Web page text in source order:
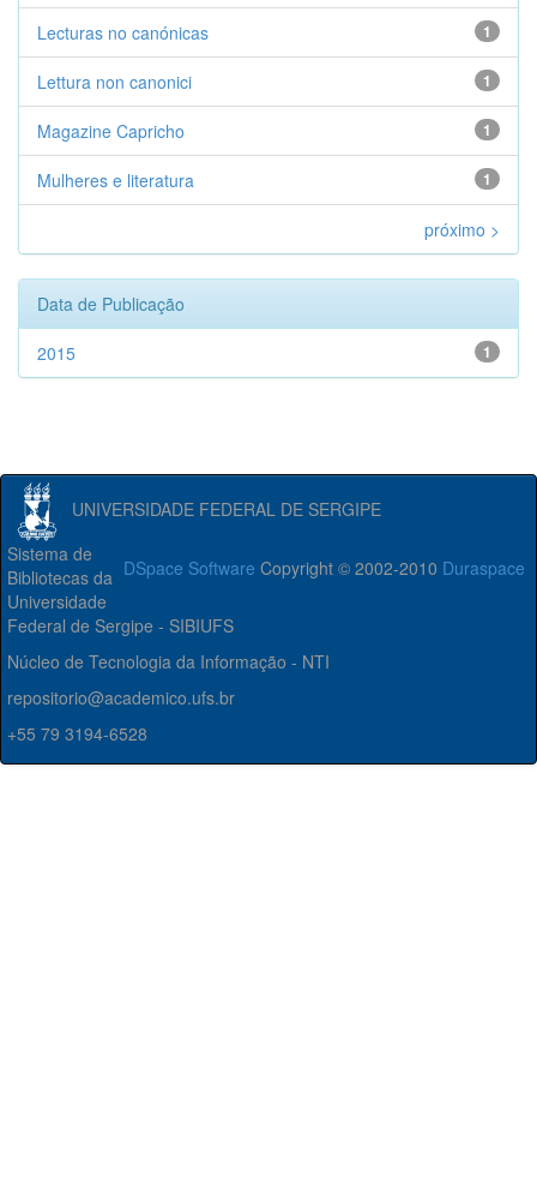
1
Lecturas no canónicas
1
Lettura non canonici
1
Magazine Capricho
1
Mulheres e literatura
próximo >
Data de Publicação
1
2015
UNIVERSIDADE FEDERAL DE SERGIPE
DSpace Software Copyright © 2002-2010 Duraspace
Sistema de
Bibliotecas da
Universidade
Federal de Sergipe - SIBIUFS
Núcleo de Tecnologia da Informação - NTI
repositorio@academico.ufs.br
+55 79 3194-6528